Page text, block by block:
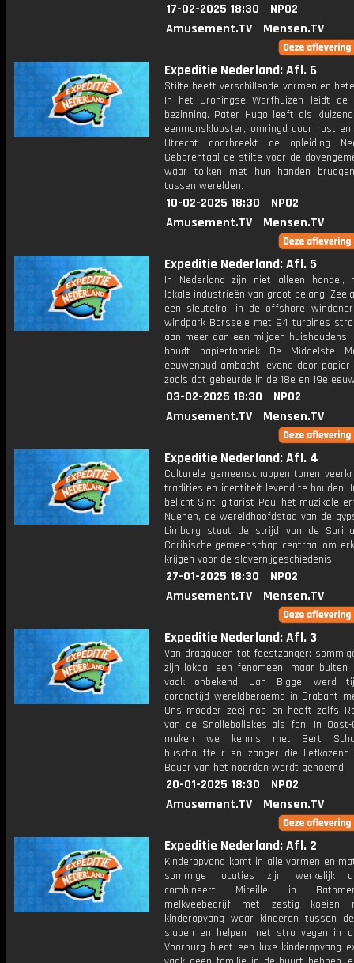
17-02-2025 18:30
NPO2
Amusement.TV
Mensen.TV
Expeditie Nederland: Afl. 6
Stilte heeft verschillende vormen en
In het Groningse Warfhuizen leidt
bezinning. Pater Hugo leeft als
eenmansklooster, omringd door rust en
Utrecht doorbreekt de opleiding
Gebarentaal de stilte voor de
waar tolken met hun handen
tussen werelden.
10-02-2025 18:30
NPO2
Amusement.TV
Mensen.TV
Expeditie Nederland: Afl. 5
In Nederland zijn niet alleen handel,
lokale industrieën van groot belang.
een sleutelrol in de offshore
windpark Borssele met 94 turbines
aan meer dan een miljoen huishoudens.
houdt papierfabriek De Middelste
eeuwenoud ambacht levend door
zoals dat gebeurde in de 18e en 19e
03-02-2025 18:30
NPO2
Amusement.TV
Mensen.TV
Expeditie Nederland: Afl. 4
Culturele gemeenschappen tonen
tradities en identiteit levend te houden.
belicht Sinti-gitarist Paul het muzikale
Nuenen, de wereldhoofdstad van de
Limburg staat de strijd van de
Caribische gemeenschap centraal om
krijgen voor de slavernijgeschiedenis.
27-01-2025 18:30
NPO2
Amusement.TV
Mensen.TV
Expeditie Nederland: Afl. 3
Van dragqueen tot feestzanger:
zijn lokaal een fenomeen, maar buiten
vaak onbekend. Jan Biggel werd
coronatijd wereldberoemd in Brabant
Ons moeder zeej nog en heeft zelfs
van de Snollebollekes als fan. In Oost-
maken we kennis met Bert
buschauffeur en zanger die
Bauer van het noorden wordt genoemd.
20-01-2025 18:30
NPO2
Amusement.TV
Mensen.TV
Expeditie Nederland: Afl. 2
Kinderopvang komt in alle vormen en
sommige locaties zijn werkelijk
combineert Mireille in
melkveebedrijf met zestig koeien
kinderopvang waar kinderen tussen
slapen en helpen met stro vegen in
Voorburg biedt een luxe kinderopvang